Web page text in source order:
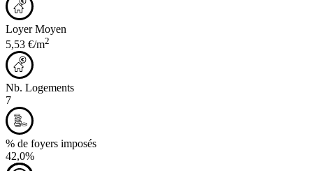
Loyer Moyen
5,53 €/m2
Nb. Logements
7
% de foyers imposés
42,0%